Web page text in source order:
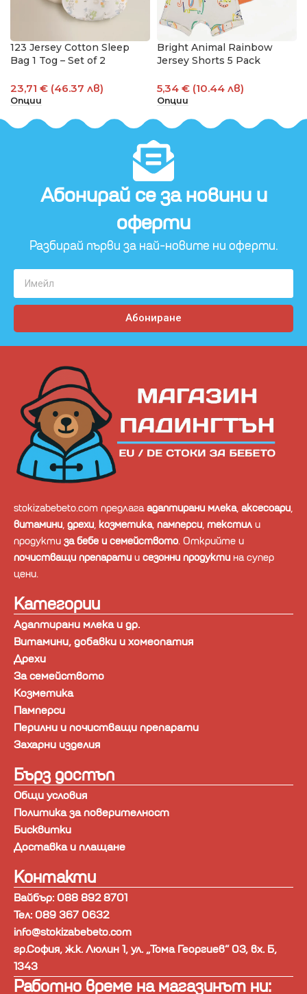
123 Jersey Cotton Sleep
Bag 1 Tog – Set of 2
23,71 € (46.37 лв)
Опции
Bright Animal Rainbow
Jersey Shorts 5 Pack
5,34 € (10.44 лв)
Опции
Абонирай се за новини и
оферти​
Разбирай първи за най-новите ни оферти.
Абониране
stokizabebeto.com предлагаадаптирани млека, аксесоари,
витамини, дрехи, козметика, памперси, текстил и
продукти за бебе и семейството. Открийте и
почистващи препарати и сезонни продукти на супер
цени.
Категории
Адаптирани млека и др.
Витамини, добавки и хомеопатия
Дрехи
За семейството
Козметика
Памперси
Перилни и почистващи препарати
Захарни изделия
Бърз достъп
Общи условия
Политика за поверителност
Бисквитки
Доставка и плащане
Контакти
Вайбър: 088 892 8701
Тел: 089 367 0632
info@stokizabebeto.com
гр.София, ж.к. Люлин 1, ул. „Тома Георгиев“ 03, вх. Б,
1343
Работно време на магазинът ни: